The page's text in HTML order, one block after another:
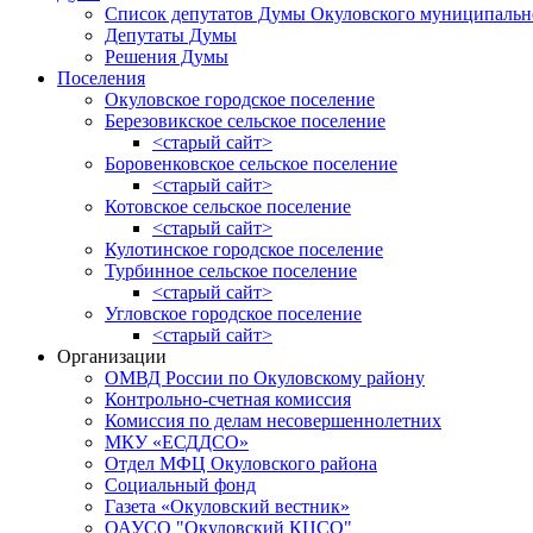
Список депутатов Думы Окуловского
Депутаты Думы
Решения Думы
Поселения
Окуловское городское поселение
Березовикское сельское поселение
<старый сайт>
Боровенковское сельское поселение
<старый сайт>
Котовское сельское поселение
<старый сайт>
Кулотинское городское поселение
Турбинное сельское поселение
<старый сайт>
Угловское городское поселение
<старый сайт>
Организации
ОМВД России по Окуловскому району
Контрольно-счетная комиссия
Комиссия по делам несовершеннолетних
МКУ «ЕСДДСО»
Отдел МФЦ Окуловского района
Социальный фонд
Газета «Окуловский вестник»
ОАУСО "Окуловский КЦСО"